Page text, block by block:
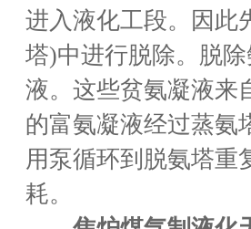
进入液化工段。因此
塔)中进行脱除。脱
液。这些贫氨凝液来
的富氨凝液经过蒸氨
用泵循环到脱氨塔重
耗。